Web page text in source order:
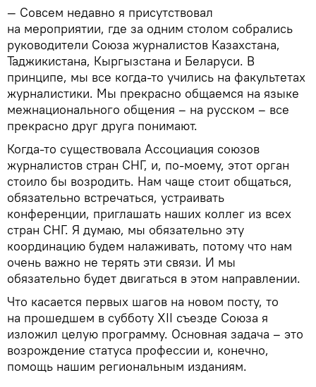
— Совсем недавно я присутствовал
на мероприятии, где за одним столом собрались
руководители Союза журналистов Казахстана,
Таджикистана, Кыргызстана и Беларуси. В
принципе, мы все когда-то учились на факультетах
журналистики. Мы прекрасно общаемся на языке
межнационального общения – на русском – все
прекрасно друг друга понимают.
Когда-то существовала Ассоциация союзов
журналистов стран СНГ, и, по-моему, этот орган
стоило бы возродить. Нам чаще стоит общаться,
обязательно встречаться, устраивать
конференции, приглашать наших коллег из всех
стран СНГ. Я думаю, мы обязательно эту
координацию будем налаживать, потому что нам
очень важно не терять эти связи. И мы
обязательно будет двигаться в этом направлении.
Что касается первых шагов на новом посту, то
на прошедшем в субботу XII съезде Союза я
изложил целую программу. Основная задача – это
возрождение статуса профессии и, конечно,
помощь нашим региональным изданиям.